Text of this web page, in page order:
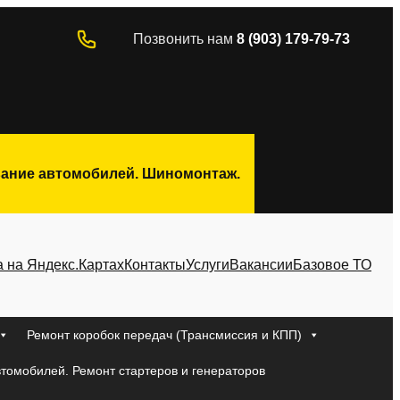
Позвонить нам 8 (903) 179-79-73
автомобилей. Шиномонтаж.
на Яндекс.КартахКонтактыУслугиВакансииБазовое ТО
Ремонт коробок передач (Трансмиссия и КПП)
Ремонт стартеров и генераторов